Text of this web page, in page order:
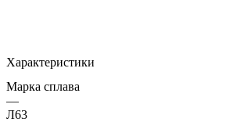
Характеристики
Марка сплава
—
Л63